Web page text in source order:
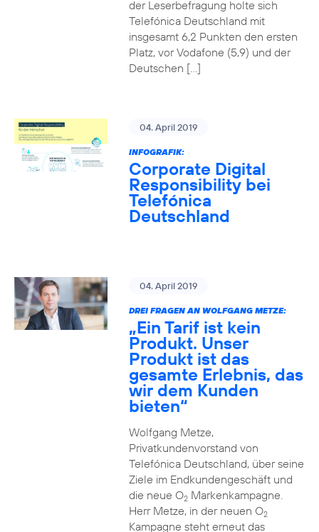
der Leserbefragung holte sich
Telefónica Deutschland mit
insgesamt 6,2 Punkten den ersten
Platz, vor Vodafone (5,9) und der
Deutschen […]
04. April 2019
INFOGRAFIK:
Corporate Digital
Responsibility bei
Telefónica
Deutschland
04. April 2019
DREI FRAGEN AN WOLFGANG METZE:
„Ein Tarif ist kein
Produkt. Unser
Produkt ist das
gesamte Erlebnis, das
wir dem Kunden
bieten“
Wolfgang Metze,
Privatkundenvorstand von
Telefónica Deutschland, über seine
Ziele im Endkundengeschäft und
die neue O2Markenkampagne.
Herr Metze, in der neuen O2
Kampagne steht erneut das